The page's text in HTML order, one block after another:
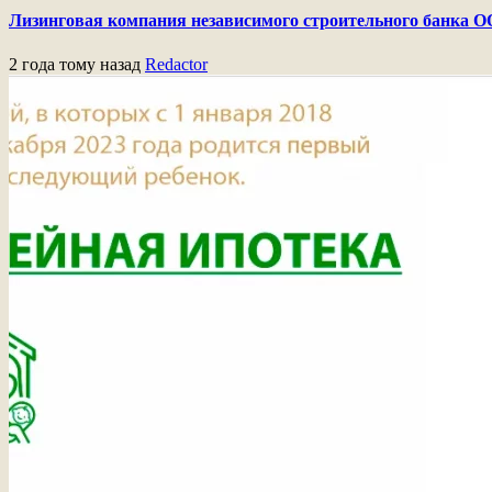
Лизинговая компания независимого строительного банка
2 года тому назад Redactor